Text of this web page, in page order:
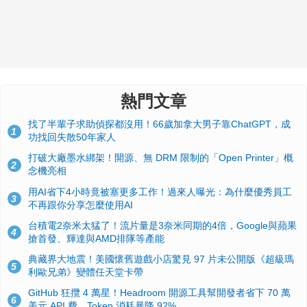
熱門文章
1
找了半輩子求助偵探都沒用！66歲加拿大男子靠ChatGPT，成
功找回失散50年家人
2
打破大廠墨水綁架！開源、無 DRM 限制的「Open Printer」概
念機亮相
3
用AI省下4小時竟被塞更多工作！過來人曝光：為什麼優秀員工
不再跟你分享怎麼使用AI
4
台積電2奈米太猛了！流片量是3奈米同期的4倍，Google與蘋果
搶首發、輝達與AMD排隊等產能
5
典藏界大地震！美國懷舊遊戲小店驚見 97 片未公開版《超級瑪
利歐兄弟》變體任天堂卡帶
6
GitHub 狂攬 4 萬星！Headroom 開源工具幫開發者省下 70 萬